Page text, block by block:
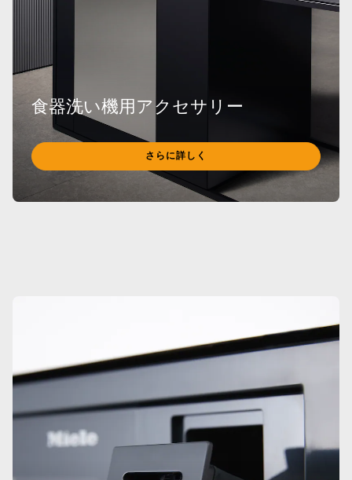
食器洗い機用アクセサリー
さらに詳しく